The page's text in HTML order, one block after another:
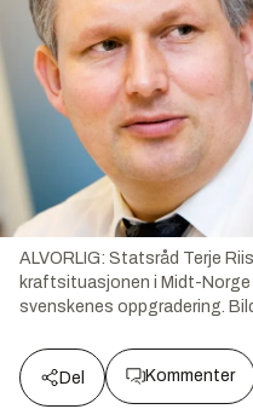
ALVORLIG: Statsråd Terje
kraftsituasjonen i Midt-
svenskenes oppgradering.
Del Kommenter